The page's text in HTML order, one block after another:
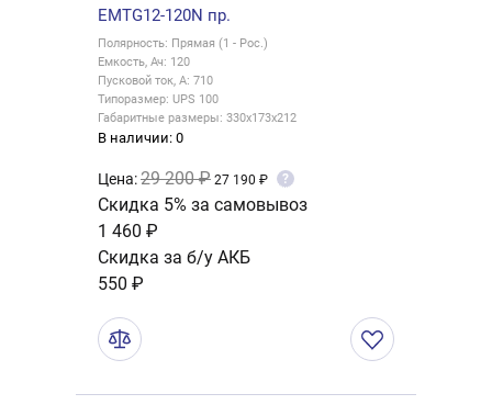
EMTG12-120N пр.
Полярность: Прямая (1 - Рос.)
Емкость, Ач: 120
Пусковой ток, А: 710
Типоразмер: UPS 100
Габаритные размеры: 330x173x212
В наличии: 0
Цена:29 200 ₽ 27 190 ₽ ?
Скидка 5% за самовывоз
1 460 ₽
Скидка за б/у АКБ
550 ₽